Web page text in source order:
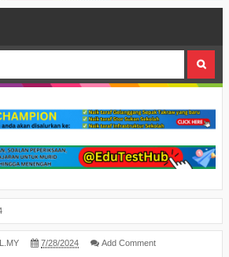
7/28/2024 Add Comment